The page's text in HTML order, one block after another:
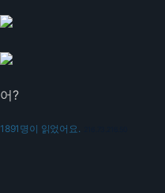
어?
1891명이 읽었어요.